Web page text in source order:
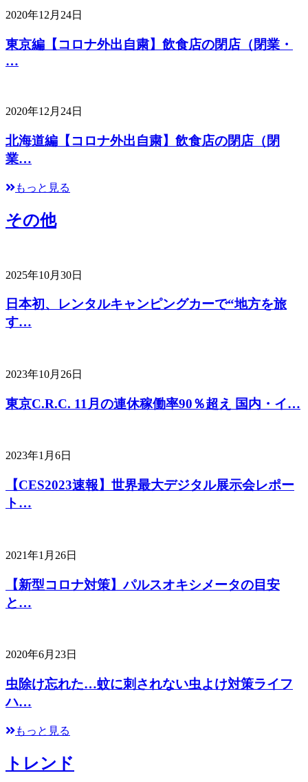
2020年12月24日
東京編【コロナ外出自粛】飲食店の閉店（閉業・
…
2020年12月24日
北海道編【コロナ外出自粛】飲食店の閉店（閉
業…
もっと見る
その他
2025年10月30日
日本初、レンタルキャンピングカーで“地方を旅
す…
2023年10月26日
東京C.R.C. 11月の連休稼働率90％超え 国内・イ…
2023年1月6日
【CES2023速報】世界最大デジタル展示会レポー
ト…
2021年1月26日
【新型コロナ対策】パルスオキシメータの目安
と…
2020年6月23日
虫除け忘れた…蚊に刺されない虫よけ対策ライフ
ハ…
もっと見る
トレンド